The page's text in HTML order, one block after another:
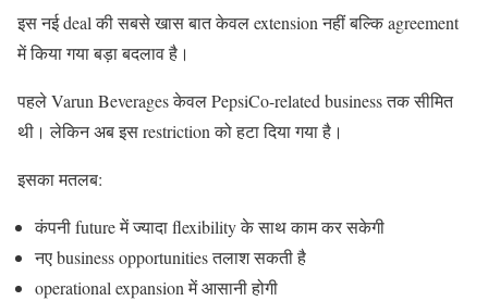
इस नई deal की सबसे खास बात केवल extension नहीं बल्कि agreement
में किया गया बड़ा बदलाव है।
पहले Varun Beverages केवल PepsiCo-related business तक सीमित
थी। लेकिन अब इस restriction को हटा दिया गया है।
इसका मतलब:
कंपनी future में ज्यादा flexibility के साथ काम कर सकेगी
नए business opportunities तलाश सकती है
operational expansion में आसानी होगी